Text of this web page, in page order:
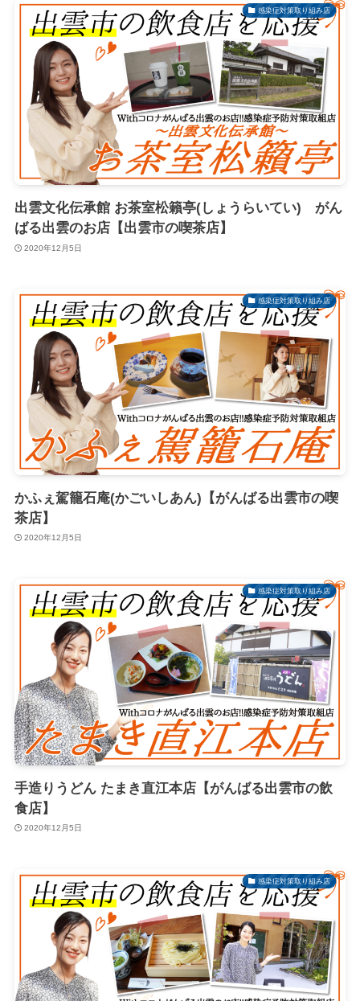
感染症対策取り組み店
出雲文化伝承館 お茶室松籟亭(しょうらいてい) がん
ばる出雲のお店【出雲市の喫茶店】
2020年12月5日
感染症対策取り組み店
かふぇ駕籠石庵(かごいしあん)【がんばる出雲市の喫
茶店】
2020年12月5日
感染症対策取り組み店
手造りうどん たまき直江本店【がんばる出雲市の飲
食店】
2020年12月5日
感染症対策取り組み店